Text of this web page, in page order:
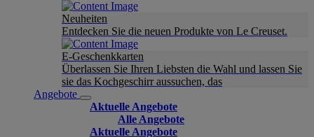
Neuheiten
Entdecken Sie die neuen Produkte von Le Creuset.
E-Geschenkkarten
Überlassen Sie Ihren Liebsten die Wahl und lassen Sie
sie das Kochgeschirr aussuchen, das
Angebote
Aktuelle Angebote
Alle Angebote
Aktuelle Angebote